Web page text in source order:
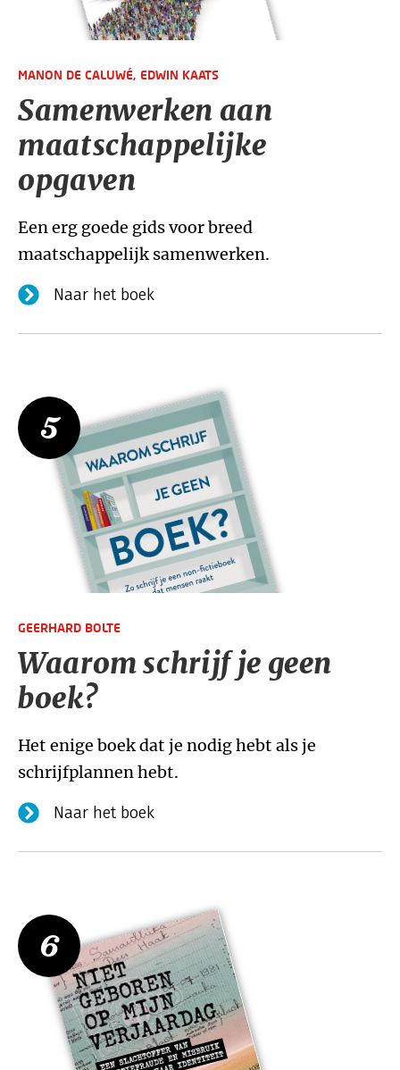
MANON DE CALUWÉ, EDWIN KAATS
Samenwerken aan
maatschappelijke
opgaven
Een erg goede gids voor breed
maatschappelijk samenwerken.
Naar het boek
5
GEERHARD BOLTE
Waarom schrijf je geen
boek?
Het enige boek dat je nodig hebt als je
schrijfplannen hebt.
Naar het boek
6